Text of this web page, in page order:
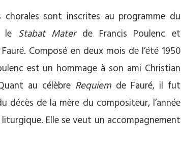
sont inscrites au programme du
le Stabat Materde Francis Poulenc et
Composé en deux mois de l’été 1950
est un hommage à son ami Christian
au célèbre Requiem de Fauré, il fut
décès de la mère du compositeur, l’année
Elle se veut un accompagnement